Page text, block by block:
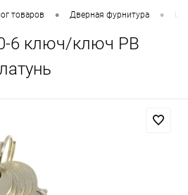
товаров • Дверная фурнитура •
6 ключ/ключ PB